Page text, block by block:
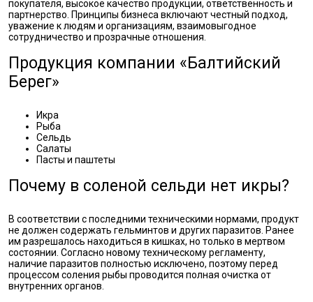
покупателя, высокое качество продукции, ответственность и
партнерство. Принципы бизнеса включают честный подход,
уважение к людям и организациям, взаимовыгодное
сотрудничество и прозрачные отношения.
Продукция компании «Балтийский
Берег»
Икра
Рыба
Сельдь
Салаты
Пасты и паштеты
Почему в соленой сельди нет икры?
В соответствии с последними техническими нормами, продукт
не должен содержать гельминтов и других паразитов. Ранее
им разрешалось находиться в кишках, но только в мертвом
состоянии. Согласно новому техническому регламенту,
наличие паразитов полностью исключено, поэтому перед
процессом соления рыбы проводится полная очистка от
внутренних органов.